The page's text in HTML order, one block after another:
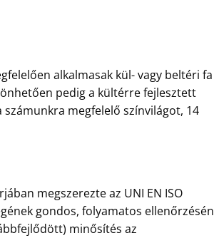
alkalmasak kül- vagy beltéri fa
pedig a kültérre fejlesztett
megfelelő színvilágot, 14
megszerezte az UNI EN ISO
gondos, folyamatos ellenőrzésén
minősítés az